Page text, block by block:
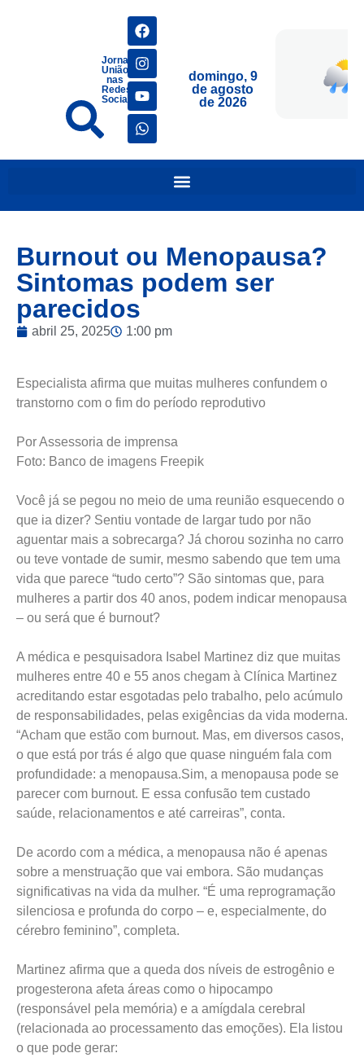
Jornais
União
nas
Redes
Sociais
domingo, 9
de agosto
de 2026
Burnout ou Menopausa?
Sintomas podem ser
parecidos
abril 25, 2025 1:00 pm
Especialista afirma que muitas mulheres confundem o
transtorno com o fim do período reprodutivo
Por Assessoria de imprensa
Foto: Banco de imagens Freepik
Você já se pegou no meio de uma reunião esquecendo o
que ia dizer? Sentiu vontade de largar tudo por não
aguentar mais a sobrecarga? Já chorou sozinha no carro
ou teve vontade de sumir, mesmo sabendo que tem uma
vida que parece “tudo certo”? São sintomas que, para
mulheres a partir dos 40 anos, podem indicar menopausa
– ou será que é burnout?
A médica e pesquisadora Isabel Martinez diz que muitas
mulheres entre 40 e 55 anos chegam à Clínica Martinez
acreditando estar esgotadas pelo trabalho, pelo acúmulo
de responsabilidades, pelas exigências da vida moderna.
“Acham que estão com burnout. Mas, em diversos casos,
o que está por trás é algo que quase ninguém fala com
profundidade: a menopausa.Sim, a menopausa pode se
parecer com burnout. E essa confusão tem custado
saúde, relacionamentos e até carreiras”, conta.
De acordo com a médica, a menopausa não é apenas
sobre a menstruação que vai embora. São mudanças
significativas na vida da mulher. “É uma reprogramação
silenciosa e profunda do corpo – e, especialmente, do
cérebro feminino”, completa.
Martinez afirma que a queda dos níveis de estrogênio e
progesterona afeta áreas como o hipocampo
(responsável pela memória) e a amígdala cerebral
(relacionada ao processamento das emoções). Ela listou
o que pode gerar: